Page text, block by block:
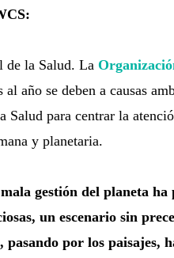
de la Salud. La
año se deben a causas
para centrar la
y planetaria.
gestión del planeta ha
un escenario sin
por los paisajes,